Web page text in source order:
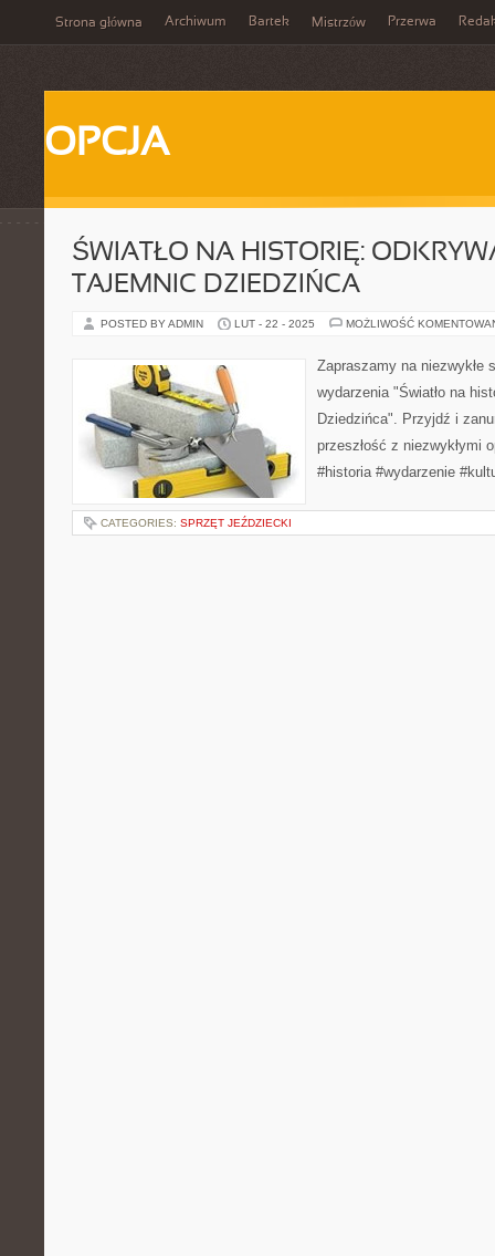
Strona główna Archiwum Bartek Mistrzów Przerwa
OPCJA
ŚWIATŁO NA HISTORIĘ:
TAJEMNIC DZIEDZIŃCA
POSTED BY ADMIN LUT - 22 - 2025 MOŻLIWOŚĆ
Zapraszamy na niezwykłe
wydarzenia "Światło na
Dziedzińca". Przyjdź i
przeszłość z niezwykłymi
#historia #wydarzenie
CATEGORIES: SPRZĘT JEŹDZIECKI